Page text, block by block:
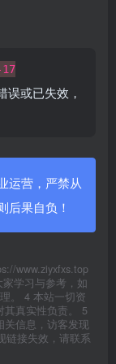
误或已失效，
运营，严禁从
后果自负！
www.ziyxfxs.top
学习与参考，如
。 4 本站一切资
其真实性负责。 5
关信息，访客发现
链接失效，请联系